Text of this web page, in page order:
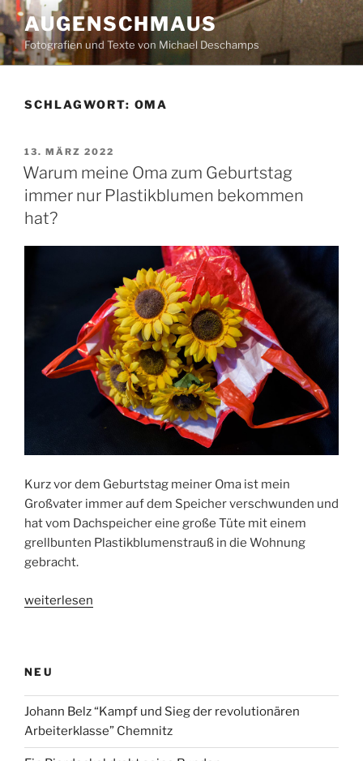
Zum
Inhalt
springen
AUGENSCHMAUS
Fotografien und Texte von Michael Deschamps
SCHLAGWORT: OMA
VERÖFFENTLICHT
AM
13. MÄRZ 2022
Warum meine Oma zum Geburtstag
immer nur Plastikblumen bekommen
hat?
Kurz vor dem Geburtstag meiner Oma ist mein
Großvater immer auf dem Speicher verschwunden und
hat vom Dachspeicher eine große Tüte mit einem
grellbunten Plastikblumenstrauß in die Wohnung
gebracht.
„Warum
Geburtstag
immer
nur
Plastikblumen
bekommen
weiterlesen
NEU
Johann Belz “Kampf und Sieg der revolutionären
Arbeiterklasse” Chemnitz